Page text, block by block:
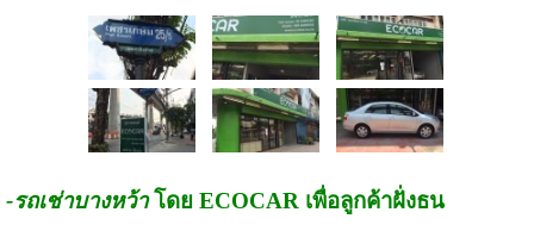
-รถเช่าบางหว้าโดย ECOCAR เพื่อลูกค้าฝั่งธน